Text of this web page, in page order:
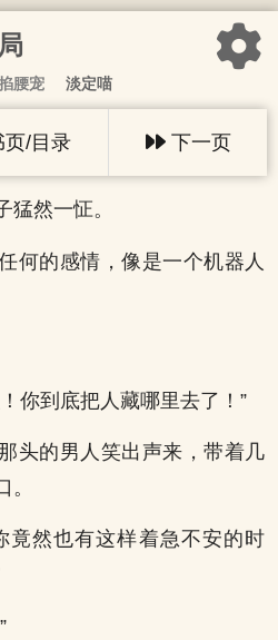
腰宠 淡定喵
页/目录 下一页
猛然一怔。
何的感情，像是一个机器人
你到底把人藏哪里去了！”
头的男人笑出声来，带着几
竟然也有这样着急不安的时